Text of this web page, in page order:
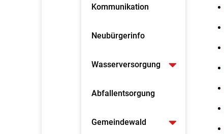
Kommunikation
Neubürgerinfo
Wasserversorgung
Abfallentsorgung
Gemeindewald